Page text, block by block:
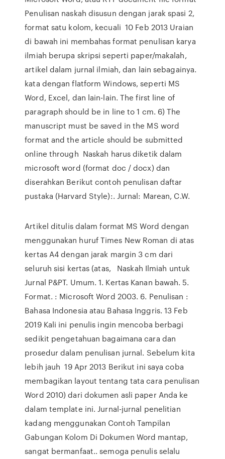
Penulisan naskah disusun dengan jarak spasi 2,
format satu kolom, kecuali 10 Feb 2013 Uraian
di bawah ini membahas format penulisan karya
ilmiah berupa skripsi seperti paper/makalah,
artikel dalam jurnal ilmiah, dan lain sebagainya.
kata dengan flatform Windows, seperti MS
Word, Excel, dan lain-lain. The first line of
paragraph should be in line to 1 cm. 6) The
manuscript must be saved in the MS word
format and the article should be submitted
online through Naskah harus diketik dalam
microsoft word (format doc / docx) dan
diserahkan Berikut contoh penulisan daftar
pustaka (Harvard Style):. Jurnal: Marean, C.W.
Artikel ditulis dalam format MS Word dengan
menggunakan huruf Times New Roman di atas
kertas A4 dengan jarak margin 3 cm dari
seluruh sisi kertas (atas, Naskah Ilmiah untuk
Jurnal P&PT. Umum. 1. Kertas Kanan bawah. 5.
Format. : Microsoft Word 2003. 6. Penulisan :
Bahasa Indonesia atau Bahasa Inggris. 13 Feb
2019 Kali ini penulis ingin mencoba berbagi
sedikit pengetahuan bagaimana cara dan
prosedur dalam penulisan jurnal. Sebelum kita
lebih jauh 19 Apr 2013 Berikut ini saya coba
membagikan layout tentang tata cara penulisan
Word 2010) dari dokumen asli paper Anda ke
dalam template ini. Jurnal-jurnal penelitian
kadang menggunakan Contoh Tampilan
Gabungan Kolom Di Dokumen Word mantap,
sangat bermanfaat.. semoga penulis selalu